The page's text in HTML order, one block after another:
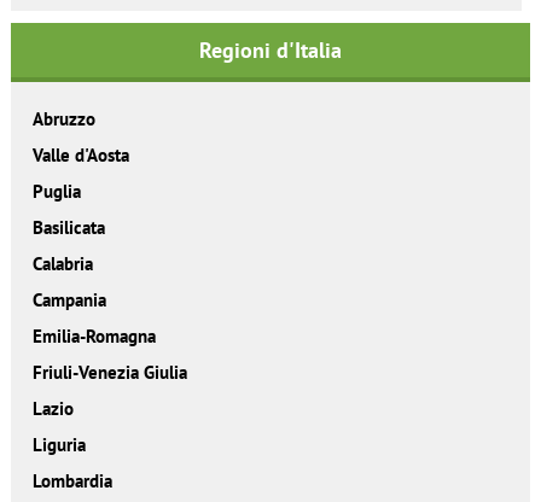
Regioni d'Italia
Abruzzo
Valle d'Aosta
Puglia
Basilicata
Calabria
Campania
Emilia-Romagna
Friuli-Venezia Giulia
Lazio
Liguria
Lombardia